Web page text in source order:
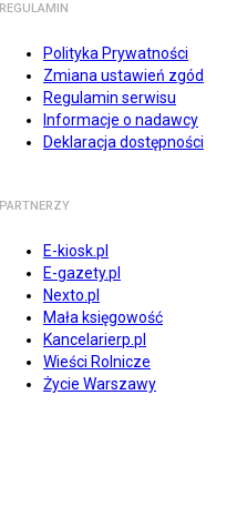
REGULAMIN
Polityka Prywatności
Zmiana ustawień zgód
Regulamin serwisu
Informacje o nadawcy
Deklaracja dostępności
PARTNERZY
E-kiosk.pl
E-gazety.pl
Nexto.pl
Mała księgowość
Kancelarierp.pl
Wieści Rolnicze
Życie Warszawy